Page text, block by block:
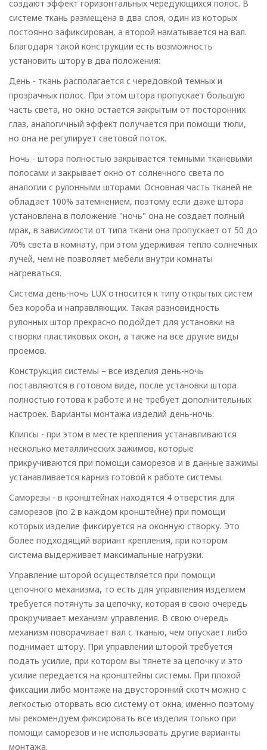
Горизонтальные
Вертикальные
Римские
создают эффект горизонтальных чередующихся полос. В
системе ткань размещена в два слоя, один из которых
постоянно зафиксирован, а второй наматывается на вал.
Благодаря такой конструкции есть возможность
установить штору в два положения:
День - ткань располагается с чередовкой темных и
прозрачных полос. При этом штора пропускает большую
часть света, но окно остается закрытым от посторонних
глаз, аналогичный эффект получается при помощи тюли,
но она не регулирует световой поток.
Ночь - штора полностью закрывается темными тканевыми
полосами и закрывает окно от солнечного света по
аналогии с рулонными шторами. Основная часть тканей не
обладает 100% затемнением, поэтому если даже штора
установлена в положение "ночь" она не создает полный
мрак, в зависимости от типа ткани она пропускает от 50 до
70% света в комнату, при этом удерживая тепло солнечных
лучей, чем не позволяет мебели внутри комнаты
нагреваться.
Система день-ночь LUX относится к типу открытых систем
без короба и направляющих. Такая разновидность
рулонных штор прекрасно подойдет для установки на
створки пластиковых окон, а также на все другие виды
проемов.
Конструкция системы – все изделия день-ночь
поставляются в готовом виде, после установки штора
полностью готова к работе и не требует дополнительных
настроек. Варианты монтажа изделий день-ночь:
Клипсы - при этом в месте крепления устанавливаются
несколько металлических зажимов, которые
прикручиваются при помощи саморезов и в данные зажимы
устанавливается карниз готовой к работе системы.
Саморезы - в кронштейнах находятся 4 отверстия для
саморезов (по 2 в каждом кронштейне) при помощи
которых изделие фиксируется на оконную створку. Это
более подходящий вариант крепления, при котором
система выдерживает максимальные нагрузки.
Управление шторой осуществляется при помощи
цепочного механизма, то есть для управления изделием
требуется потянуть за цепочку, которая в свою очередь
прокручивает механизм управления. В свою очередь
механизм поворачивает вал с тканью, чем опускает либо
поднимает штору. При управлении шторой требуется
подать усилие, при котором вы тянете за цепочку и это
усилие передается на кронштейны системы. При плохой
фиксации либо монтаже на двусторонний скотч можно с
легкостью оторвать всю систему от окна, именно поэтому
мы рекомендуем фиксировать все изделия только при
помощи саморезов и не использовать другие варианты
монтажа.